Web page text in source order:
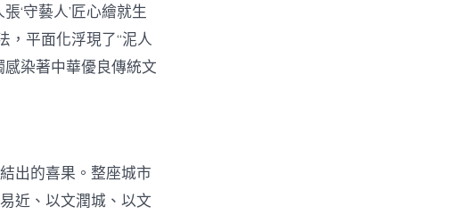
‘守藝人’匠心繪就生
，平面化浮現了“泥人
染著中華優良傳統文
出的喜果。整座城市
近、以文潤城、以文